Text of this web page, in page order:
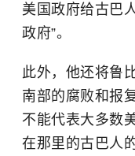
美国政府给古巴
政府”。
此外，他还将鲁
南部的腐败和报
不能代表大多数
在那里的古巴人的